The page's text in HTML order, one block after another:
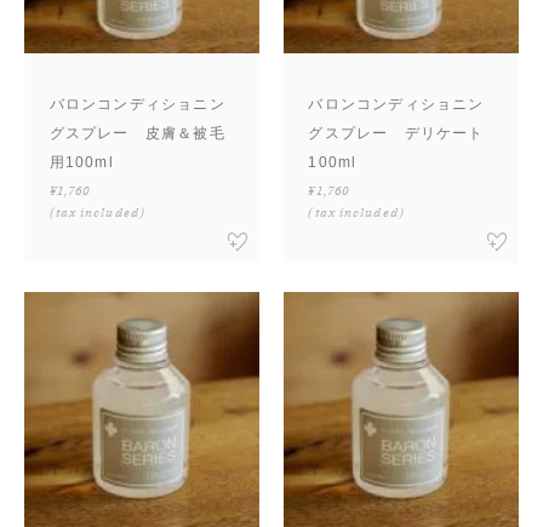
バロンコンディショニン
グスプレー 皮膚＆被毛
用100ml
¥1,760
(tax included)
バロンコンディショニン
グスプレー デリケート
100ml
¥1,760
(tax included)